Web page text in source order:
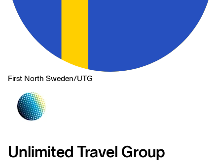
First North Sweden/UTG
Unlimited Travel Group